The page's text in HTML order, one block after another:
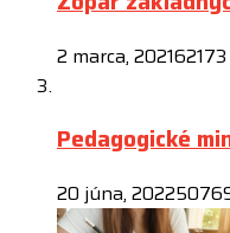
2 marca, 2021
Pedagogické
20 júna, 2022